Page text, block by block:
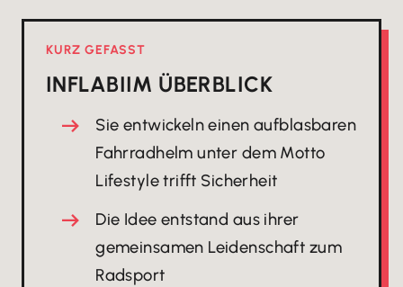
KURZ GEFASST
INFLABIIM ÜBERBLICK
Sie entwickeln einen aufblasbaren
Fahrradhelm unter dem Motto
Lifestyle trifft Sicherheit
Die Idee entstand aus ihrer
gemeinsamen Leidenschaft zum
Radsport